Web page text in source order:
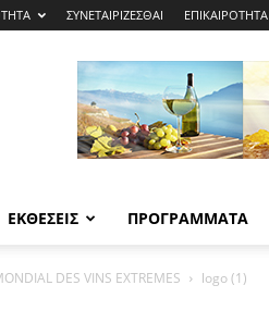
ΣΥΝΕΤΑΙΡΙΖΕΣΘΑΙ ΕΠΙΚΑΙΡΟΤΗΤΑ
ΕΚΘΕΣΕΙΣ ΠΡΟΓΡΑΜΜΑΤΑ
DES VINS EXTREMES logo (1)